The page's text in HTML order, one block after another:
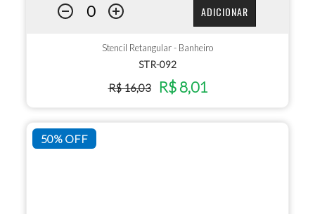
ADICIONAR
Stencil Retangular - Banheiro
STR-092
R$ 16,03 R$ 8,01
50% OFF